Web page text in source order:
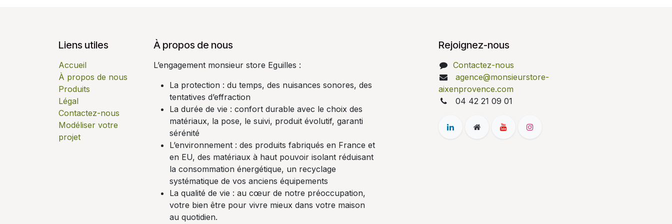
Liens utiles
Accueil
À propos de nous
Produits
Légal
Contactez-nous
Modéliser votre
projet
À propos de nous
L’engagement monsieur store Eguilles :
La protection : du temps, des nuisances sonores, des
tentatives d’effraction
La durée de vie : confort durable avec le choix des
matériaux, la pose, le suivi, produit évolutif, garanti
sérénité
L’environnement : des produits fabriqués en France et
en EU, des matériaux à haut pouvoir isolant réduisant
la consommation énergétique, un recyclage
systématique de vos anciens équipements
La qualité de vie : au cœur de notre préoccupation,
votre bien être pour vivre mieux dans votre maison
au quotidien.
Rejoignez-nous
Contactez-nous
agence@monsieurstore-
aixenprovence.com
04 42 21 09 01